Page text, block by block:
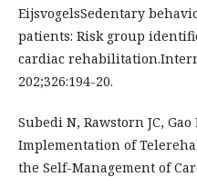
EijsvogelsSedentary
patients: Risk group
cardiac
202;326:194-20.
Subedi N, Rawstorn JC,
Implementation of
the Self-Management of